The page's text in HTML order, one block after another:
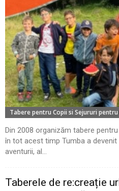
Tabere pentru Copii si Sejururi pentru
Din 2008 organizăm tabere
în tot acest timp Tumba a
aventurii, al...
Taberele de re:creație